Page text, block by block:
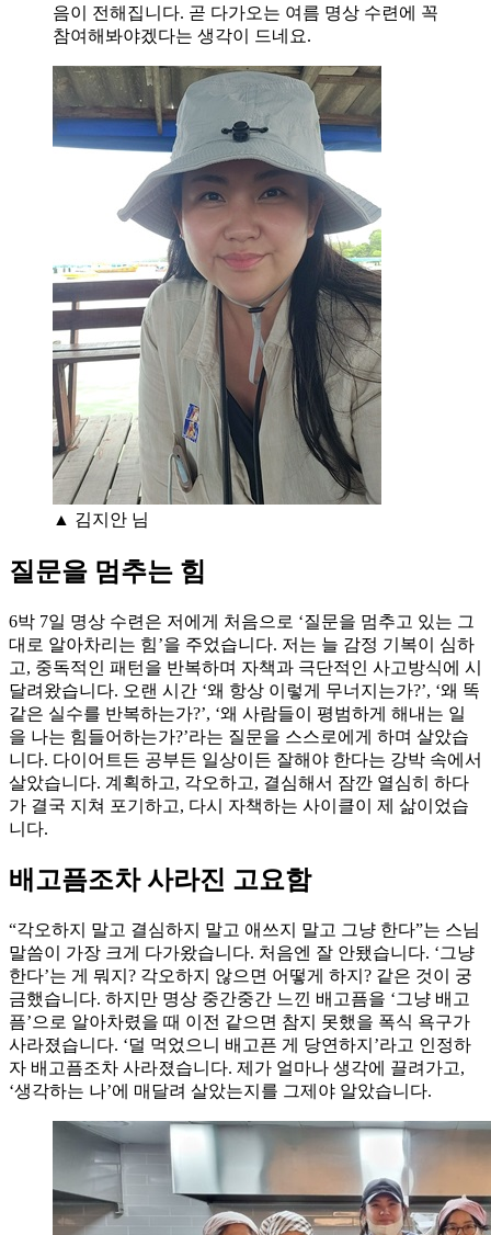
음이 전해집니다. 곧 다가오는 여름 명상 수련에 꼭
참여해봐야겠다는 생각이 드네요.
▲ 김지안 님
질문을 멈추는 힘
6박 7일 명상 수련은 저에게 처음으로 ‘질문을 멈추고 있는 그
대로 알아차리는 힘’을 주었습니다. 저는 늘 감정 기복이 심하
고, 중독적인 패턴을 반복하며 자책과 극단적인 사고방식에 시
달려왔습니다. 오랜 시간 ‘왜 항상 이렇게 무너지는가?’, ‘왜 똑
같은 실수를 반복하는가?’, ‘왜 사람들이 평범하게 해내는 일
을 나는 힘들어하는가?’라는 질문을 스스로에게 하며 살았습
니다. 다이어트든 공부든 일상이든 잘해야 한다는 강박 속에서
살았습니다. 계획하고, 각오하고, 결심해서 잠깐 열심히 하다
가 결국 지쳐 포기하고, 다시 자책하는 사이클이 제 삶이었습
니다.
배고픔조차 사라진 고요함
“각오하지 말고 결심하지 말고 애쓰지 말고 그냥 한다”는 스님
말씀이 가장 크게 다가왔습니다. 처음엔 잘 안됐습니다. ‘그냥
한다’는 게 뭐지? 각오하지 않으면 어떻게 하지? 같은 것이 궁
금했습니다. 하지만 명상 중간중간 느낀 배고픔을 ‘그냥 배고
픔’으로 알아차렸을 때 이전 같으면 참지 못했을 폭식 욕구가
사라졌습니다. ‘덜 먹었으니 배고픈 게 당연하지’라고 인정하
자 배고픔조차 사라졌습니다. 제가 얼마나 생각에 끌려가고,
‘생각하는 나’에 매달려 살았는지를 그제야 알았습니다.